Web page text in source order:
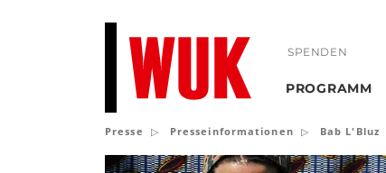
SPENDEN
PROGRAMM
Presse Presseinformationen Bab L'Bluz